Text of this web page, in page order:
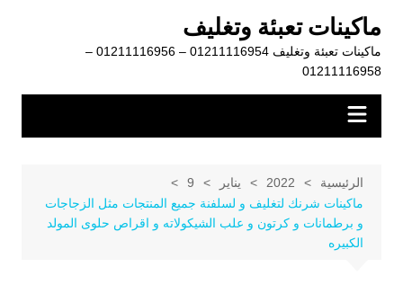
المحتوى
ماكينات تعبئة وتغليف
ماكينات تعبئة وتغليف 01211116954 – 01211116956 –
01211116958
الرئيسية 2022 يناير
9
ماكينات شرنك لتغليف و لسلفنة جميع المنتجات مثل الزجاجات
و برطمانات و كرتون و علب الشيكولاته و اقراص حلوى المولد
الكبيره